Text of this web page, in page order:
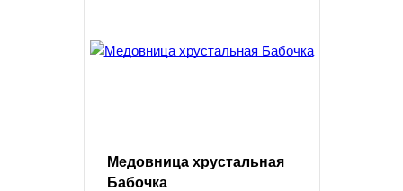
Медовница хрустальная
Бабочка